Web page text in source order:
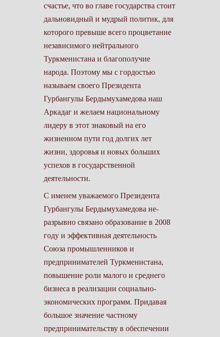
счастье, что во главе государства стоит
дальновидный и мудрый политик, для
которого превыше всего процветание
независимого нейтрального
Туркменистана и благополучие
народа. Поэтому мы с гордостью
называем своего Президента
Гурбангулы Бердымухамедова наш
Аркадаг и желаем национальному
лидеру в этот знаковый на его
жизненном пути год долгих лет
жизни, здоровья и новых больших
успехов в государственной
деятельности.
С именем уважаемого Президента
Гурбангулы Бердымухамедова не-
разрывно связано образование в 2008
году и эффективная деятельность
Союза промышленников и
предпринимателей Туркменистана,
повышение роли малого и среднего
бизнеса в реализации социально-
экономических программ. Придавая
большое значение частному
предпринимательству в обеспечении